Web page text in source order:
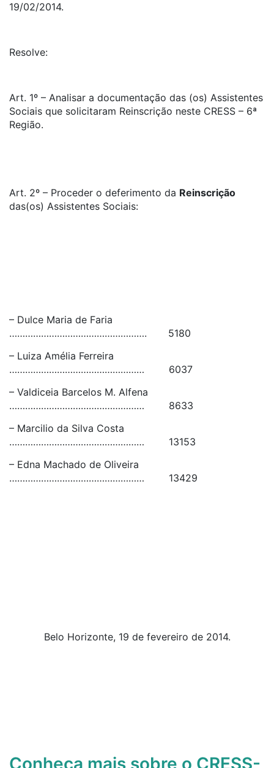
19/02/2014.
Resolve:
Art. 1º – Analisar a documentação das (os) Assistentes
Sociais que solicitaram Reinscrição neste CRESS – 6ª
Região.
Art. 2º – Proceder o deferimento da Reinscrição
das(os) Assistentes Sociais:
– Dulce Maria de Faria
……………………………………………. 5180
– Luiza Amélia Ferreira
…………………………………………… 6037
– Valdiceia Barcelos M. Alfena
…………………………………………… 8633
– Marcilio da Silva Costa
…………………………………………… 13153
– Edna Machado de Oliveira
…………………………………………… 13429
Belo Horizonte, 19 de fevereiro de 2014.
Conheça mais sobre o CRESS-